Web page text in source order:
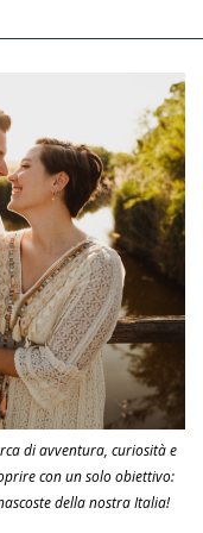
di avventura, curiosità e
con un solo obiettivo:
della nostra Italia!